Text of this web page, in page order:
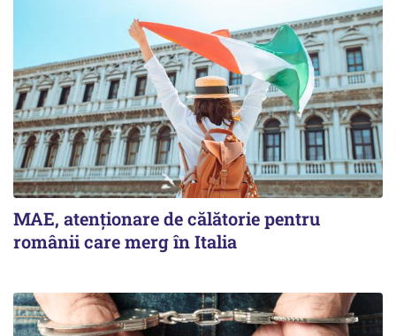
MAE, atenționare de călătorie pentru
românii care merg în Italia